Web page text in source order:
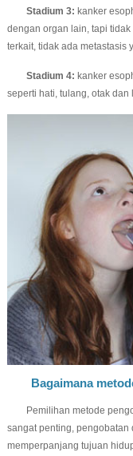
Stadium 3: kanker
dengan organ lain, tapi
terkait, tidak ada metastasis
Stadium 4: kanker
seperti hati, tulang, otak dan
Bagaimana
Pemilihan metode
sangat penting,
memperpanjang tujuan